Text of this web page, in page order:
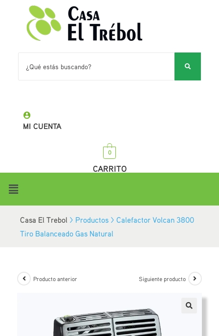
MI CUENTA
0
CARRITO
Casa El Trebol > Productos >Calefactor Volcan 3800
Tiro Balanceado Gas Natural
Producto anterior Siguiente producto